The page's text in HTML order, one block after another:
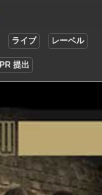
ライブ レーベル
PR 提出